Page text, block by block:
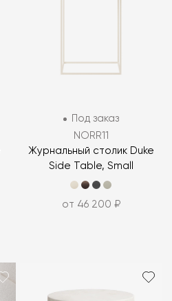
Под заказ
NORR11
Журнальный столик Duke
Side Table, Small
от 46 200 ₽